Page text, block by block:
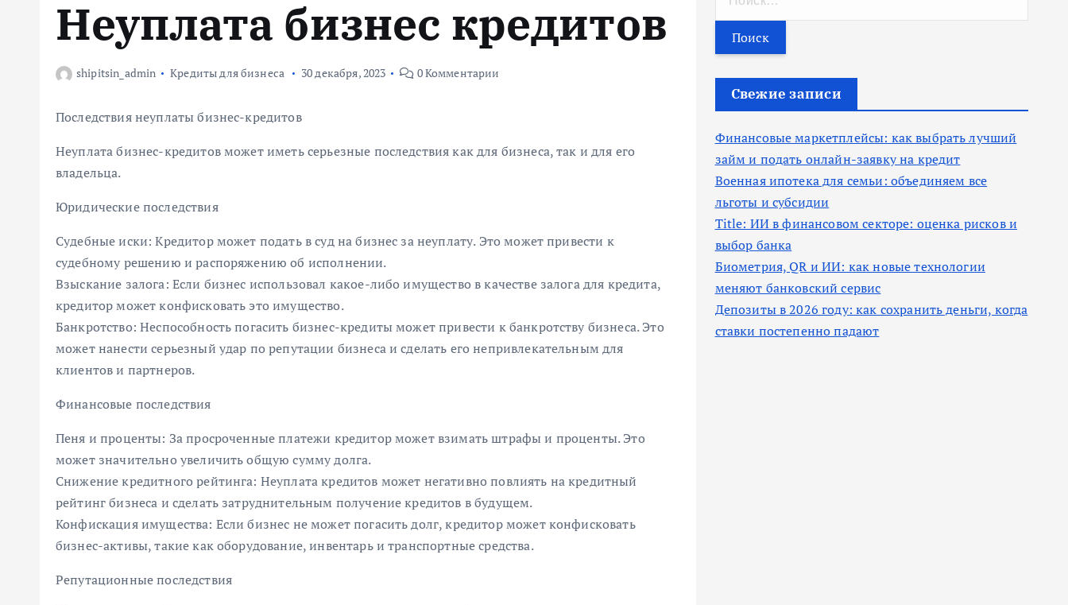
Неуплата бизнес кредитов
shipitsin_admin Кредиты для бизнеса 30 декабря, 2023 0 Комментарии
Последствия неуплаты бизнес-кредитов
Неуплата бизнес-кредитов может иметь серьезные последствия как для бизнеса, так и для его
владельца.
Юридические последствия
Судебные иски: Кредитор может подать в суд на бизнес за неуплату. Это может привести к
судебному решению и распоряжению об исполнении.
Взыскание залога: Если бизнес использовал какое-либо имущество в качестве залога для кредита,
кредитор может конфисковать это имущество.
Банкротство: Неспособность погасить бизнес-кредиты может привести к банкротству бизнеса. Это
может нанести серьезный удар по репутации бизнеса и сделать его непривлекательным для
клиентов и партнеров.
Финансовые последствия
Пеня и проценты: За просроченные платежи кредитор может взимать штрафы и проценты. Это
может значительно увеличить общую сумму долга.
Снижение кредитного рейтинга: Неуплата кредитов может негативно повлиять на кредитный
рейтинг бизнеса и сделать затруднительным получение кредитов в будущем.
Конфискация имущества: Если бизнес не может погасить долг, кредитор может конфисковать
бизнес-активы, такие как оборудование, инвентарь и транспортные средства.
Репутационные последствия
т
и
Свежие записи
Финансовые маркетплейсы: как выбрать лучший
займ и подать онлайн-заявку на кредит
Военная ипотека для семьи: объединяем все
льготы и субсидии
Title: ИИ в финансовом секторе: оценка рисков и
выбор банка
Биометрия, QR и ИИ: как новые технологии
меняют банковский сервис
Депозиты в 2026 году: как сохранить деньги, когда
ставки постепенно падают